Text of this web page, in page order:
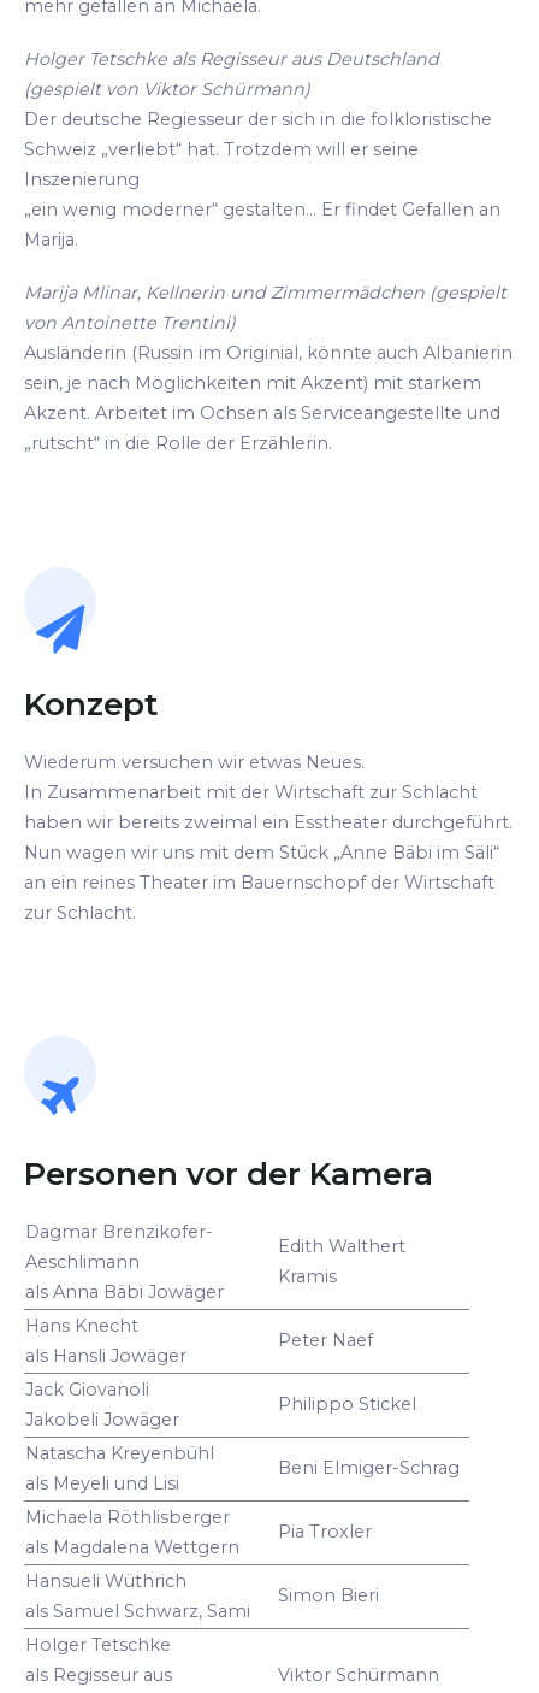
mehr gefallen an Michaela.
Holger Tetschke als Regisseur aus Deutschland
(gespielt von Viktor Schürmann)
Der deutsche Regiesseur der sich in die folkloristische
Schweiz „verliebt“ hat. Trotzdem will er seine
Inszenierung
„ein wenig moderner“ gestalten... Er findet Gefallen an
Marija.
Marija Mlinar, Kellnerin und Zimmermädchen (gespielt
von Antoinette Trentini)
Ausländerin (Russin im Originial, könnte auch Albanierin
sein, je nach Möglichkeiten mit Akzent) mit starkem
Akzent. Arbeitet im Ochsen als Serviceangestellte und
„rutscht“ in die Rolle der Erzählerin.
Konzept
Wiederum versuchen wir etwas Neues.
In Zusammenarbeit mit der Wirtschaft zur Schlacht
haben wir bereits zweimal ein Esstheater durchgeführt.
Nun wagen wir uns mit dem Stück „Anne Bäbi im Säli“
an ein reines Theater im Bauernschopf der Wirtschaft
zur Schlacht.
Personen vor der Kamera
Dagmar Brenzikofer-
Aeschlimann
als Anna Bäbi Jowäger
Edith Walthert
Kramis
Hans Knecht
als Hansli Jowäger
Peter Naef
Jack Giovanoli
Jakobeli Jowäger
Philippo Stickel
Natascha Kreyenbühl
als Meyeli und Lisi
Beni Elmiger-Schrag
Michaela Röthlisberger
als Magdalena Wettgern
Pia Troxler
Hansueli Wüthrich
als Samuel Schwarz, Sami
Simon Bieri
Holger Tetschke
als Regisseur aus
Viktor Schürmann